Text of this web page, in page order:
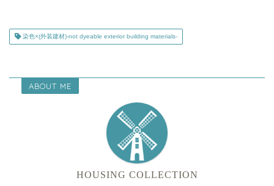
染色×(外装建材)-not dyeable exterior building materials-
ABOUT ME
HOUSING COLLECTION